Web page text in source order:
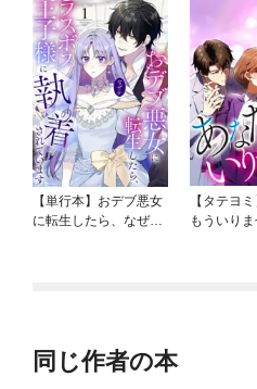
【単行本】おデブ悪女
に転生したら、なぜか
【タテヨ
もういり
同じ作者の本